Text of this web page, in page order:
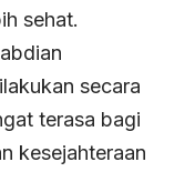
sehat.
secara
terasa bagi
kesejahteraan